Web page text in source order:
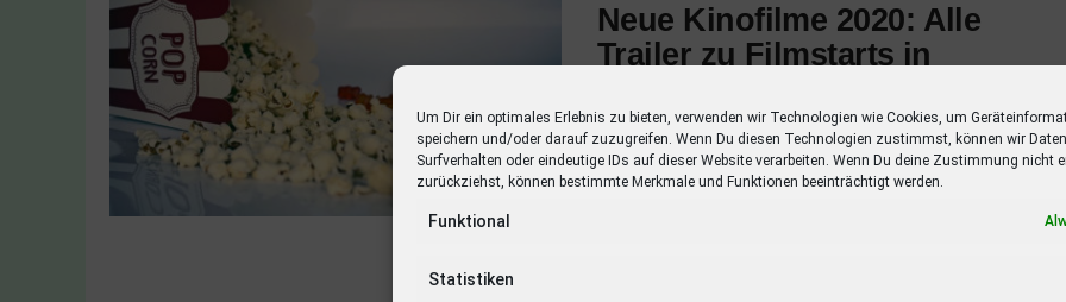
Um Dir ein optimales Erlebnis zu bieten, verwenden wir Technologien wie Cookies, um
speichern und/oder darauf zuzugreifen. Wenn Du diesen Technologien zustimmst, können wir
Surfverhalten oder eindeutige IDs auf dieser Website verarbeiten. Wenn Du deine Zustimmung nicht
zurückziehst, können bestimmte Merkmale und Funktionen beeinträchtigt werden.
Funktional
Statistiken
Neue Kinofilme 2020: Alle
Trailer zu Filmstarts in
Entdecke alle Trailer zu Filmstarts in diesem
Jahr mit einer Übersicht der Schauspieler.
Verpasse keinen Film mehr mit dieser Liste!